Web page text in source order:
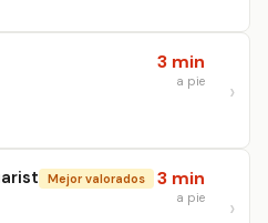
3 min
a pie
Mejor valorados 3 min
a pie